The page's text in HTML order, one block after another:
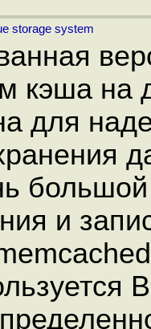
storage system
кэша на
для
и